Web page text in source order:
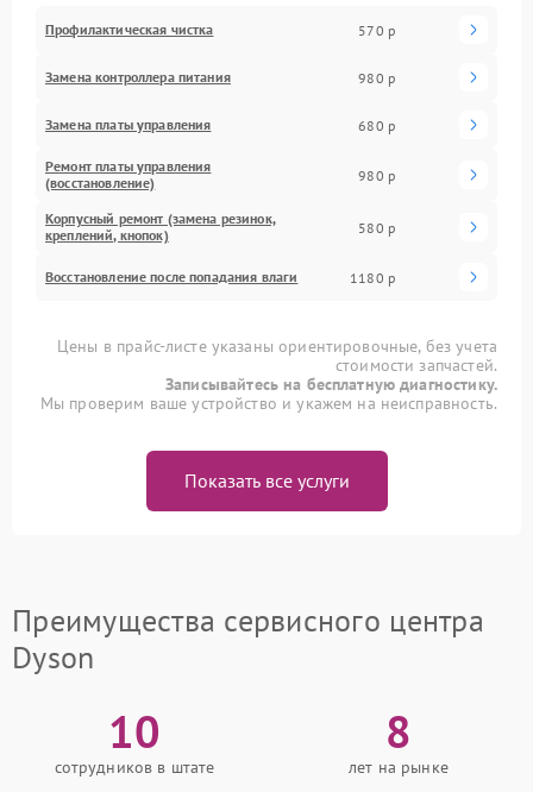
Профилактическая чистка 570 р
Замена контроллера питания 980 р
Замена платы управления 680 р
Ремонт платы управления
(восстановление)
980 р
Корпусный ремонт (замена резинок,
креплений, кнопок)
580 р
Восстановление после попадания влаги 1180 р
Цены в прайс-листе указаны ориентировочные, без учета
стоимости запчастей.
Записывайтесь на бесплатную диагностику.
Мы проверим ваше устройство и укажем на неисправность.
Показать все услуги
Преимущества сервисного центра
Dyson
10
сотрудников в штате
8
лет на рынке